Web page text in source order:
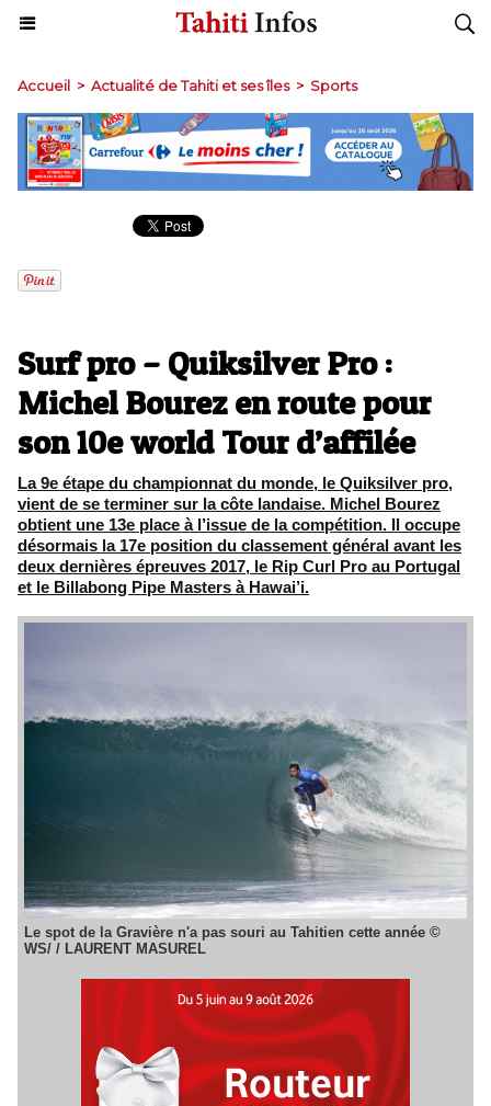
Accueil > Actualité de Tahiti et ses îles > Sports
Surf pro – Quiksilver Pro :
Michel Bourez en route pour
son 10e world Tour d’affilée
La 9e étape du championnat du monde, le Quiksilver pro,
vient de se terminer sur la côte landaise. Michel Bourez
obtient une 13e place à l’issue de la compétition. Il occupe
désormais la 17e position du classement général avant les
deux dernières épreuves 2017, le Rip Curl Pro au Portugal
et le Billabong Pipe Masters à Hawai’i.
Le spot de la Gravière n'a pas souri au Tahitien cette année ©
WS/ / LAURENT MASUREL